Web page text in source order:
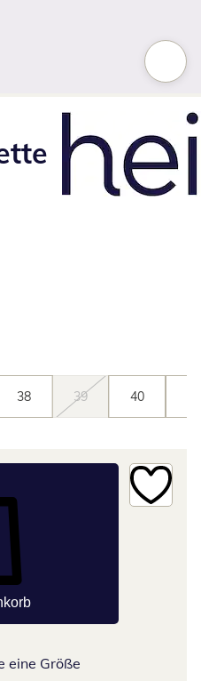
38 39 40
eine Größe